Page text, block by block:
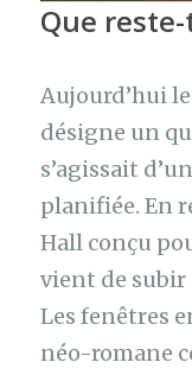
Que
Aujourd’hui
désigne un
s’agissait
planifiée. En
Hall conçu
vient de
Les fenêtres
néo-romane